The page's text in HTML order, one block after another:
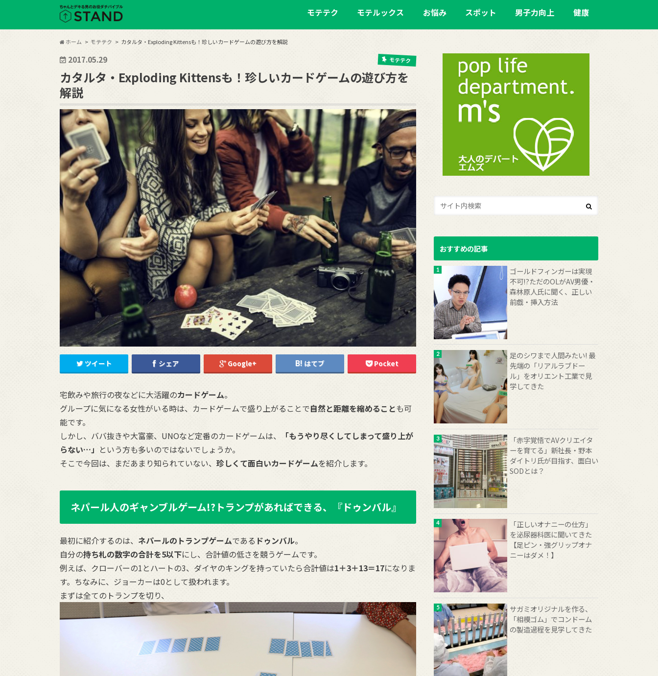
モテテク モテルックス お悩み スポット 男子力向上 健康
ホーム モテテク カタルタ・Exploding Kittensも！珍しいカードゲームの遊び方を解説
2017.05.29 モテテク
カタルタ・Exploding Kittensも！珍しいカードゲームの遊び方を
解説
ツイート シェア Google+ はてブ Pocket
宅飲みや旅行の夜などに大活躍のカードゲーム。
グループに気になる女性がいる時は、カードゲームで盛り上がることで自然と距離を縮めることも可
能です。
しかし、ババ抜きや大富豪、UNOなど定番のカードゲームは、
「もうやり尽くしてしまって盛り上が
らない…」 という方も多いのではないでしょうか。
そこで今回は、まだあまり知られていない、 珍しくて面白いカードゲームを紹介します。
ネパール人のギャンブルゲーム!?トランプがあればできる、『ドゥンバル』
最初に紹介するのは、 ネパールのトランプゲームである ドゥンバル。
自分の持ち札の数字の合計を5以下にし、合計値の低さを競うゲームです。
例えば、クローバーの1とハートの3、ダイヤのキングを持っていたら合計値は1＋3＋13＝17になりま
す。ちなみに、ジョーカーは0として扱われます。
まずは全てのトランプを切り、
おすすめの記事
ゴールドフィンガーは実現
不可!?ただのOLがAV男優・
森林原人氏に聞く、正しい
前戯・挿入方法
足のシワまで人間みたい! 最
先端の「リアルラブドー
ル」をオリエント工業で見
学してきた
「赤字覚悟でAVクリエイタ
ーを育てる」新社長・野本
ダイトリ氏が目指す、面白い
SODとは？
「正しいオナニーの仕方」
を泌尿器科医に聞いてきた
【足ピン・強グリップオナ
ニーはダメ！】
サガミオリジナルを作る、
「相模ゴム」でコンドーム
の製造過程を見学してきた